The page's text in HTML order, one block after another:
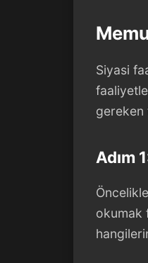
Siyasi
gereken
Adım
okumak